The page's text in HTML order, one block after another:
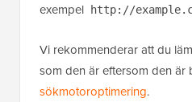
exempel
http://
Vi rekommenderar att du
som den är eftersom den är
sökmotoroptimering.